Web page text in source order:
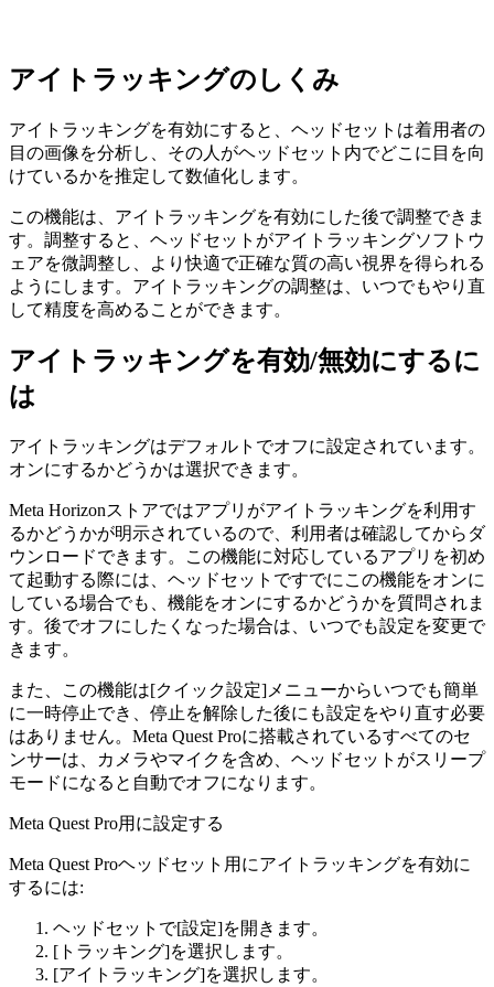
アイトラッキングのしくみ
アイトラッキングを有効にすると、ヘッドセットは着用者の
目の画像を分析し、その人がヘッドセット内でどこに目を向
けているかを推定して数値化します。
この機能は、アイトラッキングを有効にした後で調整できま
す。調整すると、ヘッドセットがアイトラッキングソフトウ
ェアを微調整し、より快適で正確な質の高い視界を得られる
ようにします。アイトラッキングの調整は、いつでもやり直
して精度を高めることができます。
アイトラッキングを有効/無効にするに
は
アイトラッキングはデフォルトでオフに設定されています。
オンにするかどうかは選択できます。
Meta Horizonストアではアプリがアイトラッキングを利用す
るかどうかが明示されているので、利用者は確認してからダ
ウンロードできます。この機能に対応しているアプリを初め
て起動する際には、ヘッドセットですでにこの機能をオンに
している場合でも、機能をオンにするかどうかを質問されま
す。後でオフにしたくなった場合は、いつでも設定を変更で
きます。
また、この機能は[クイック設定] メニューからいつでも簡単
に一時停止でき、停止を解除した後にも設定をやり直す必要
はありません。Meta Quest Proに搭載されているすべてのセ
ンサーは、カメラやマイクを含め、ヘッドセットがスリープ
モードになると自動でオフになります。
Meta Quest Pro用に設定する
Meta Quest Proヘッドセット用にアイトラッキングを有効に
するには:
ヘッドセットで[設定]を開きます。
[トラッキング]を選択します。
[アイトラッキング]を選択します。